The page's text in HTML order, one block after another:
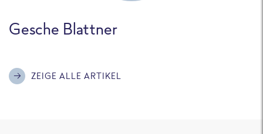
Gesche Blattner
ZEIGE ALLE ARTIKEL